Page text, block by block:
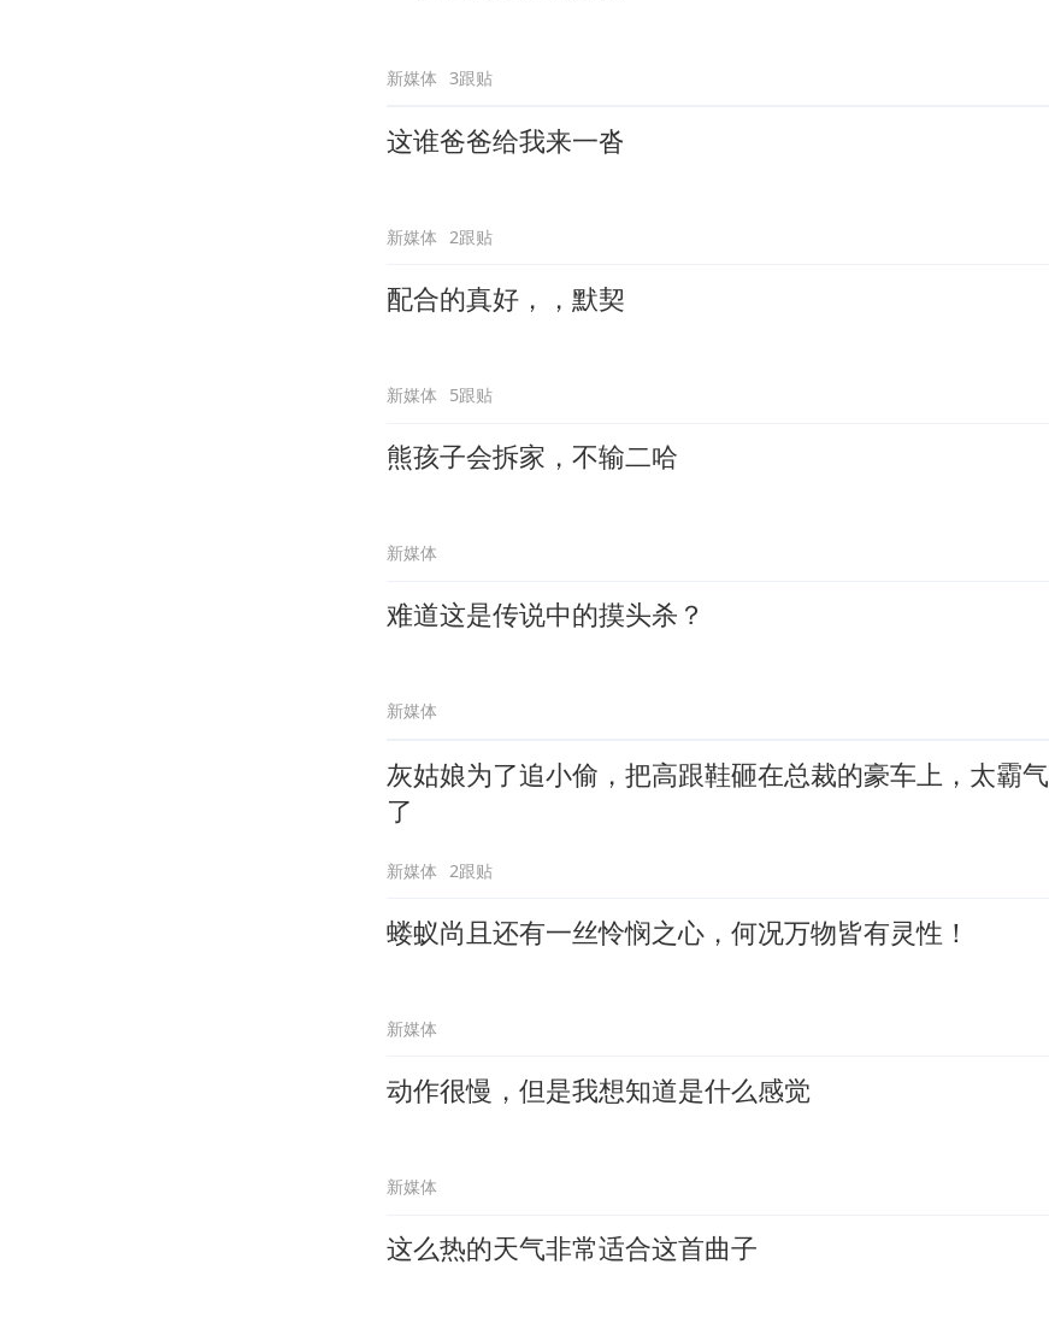
新媒体 3跟贴
这谁爸爸给我来一沓
新媒体 2跟贴
配合的真好，，默契
新媒体 5跟贴
熊孩子会拆家，不输二哈
新媒体
难道这是传说中的摸头杀？
新媒体
灰姑娘为了追小偷，把高跟鞋砸在总裁的豪车上，太霸气
了
新媒体 2跟贴
蝼蚁尚且还有一丝怜悯之心，何况万物皆有灵性！
新媒体
动作很慢，但是我想知道是什么感觉
新媒体
这么热的天气非常适合这首曲子